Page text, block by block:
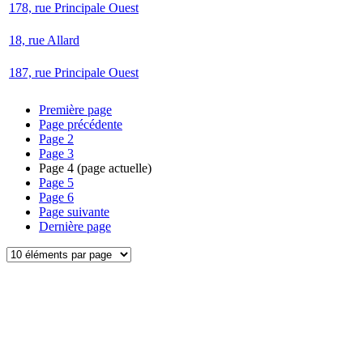
178, rue Principale Ouest
18, rue Allard
187, rue Principale Ouest
Première page
Page précédente
Page 2
Page 3
Page 4 (page actuelle)
Page 5
Page 6
Page suivante
Dernière page